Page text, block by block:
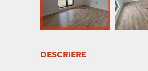
DESCRIERE